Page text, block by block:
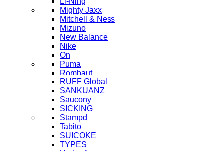
Mighty Jaxx
Mitchell & Ness
Mizuno
New Balance
Nike
On
Puma
Rombaut
RUFF Global
SANKUANZ
Saucony
SICKING
Stampd
Tabito
SUICOKE
TYPES